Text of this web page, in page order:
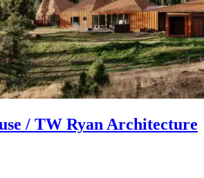
/ TW Ryan Architecture